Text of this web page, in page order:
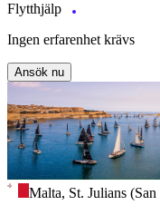
Flytthjälp
Ingen erfarenhet krävs
Ansök nu
Malta, St. Julians